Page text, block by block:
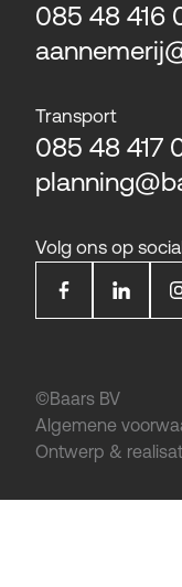
085 48 416
Transport
085 48 417
Volg ons op
©Baars BV
Algemene
Ontwerp &